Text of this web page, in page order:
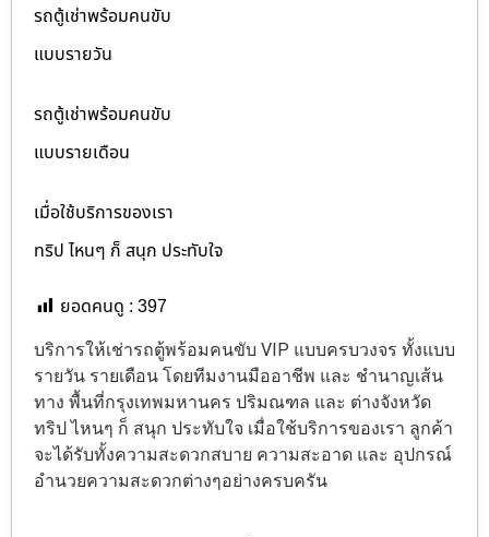
รถตู้เช่าพร้อมคนขับ
แบบรายวัน
รถตู้เช่าพร้อมคนขับ
แบบรายเดือน
เมื่อใช้บริการของเรา
ทริป ไหนๆ ก็ สนุก ประทับใจ
ยอดคนดู : 397
บริการให้เช่ารถตู้พร้อมคนขับ VIP แบบครบวงจร ทั้งแบบ
รายวัน รายเดือน โดยทีมงานมืออาชีพ และ ชำนาญเส้น
ทาง พื้นที่กรุงเทพมหานคร ปริมณฑล และ ต่างจังหวัด
ทริป ไหนๆ ก็ สนุก ประทับใจ เมื่อใช้บริการของเรา ลูกค้า
จะได้รับทั้งความสะดวกสบาย ความสะอาด และ อุปกรณ์
อำนวยความสะดวกต่างๆอย่างครบครัน